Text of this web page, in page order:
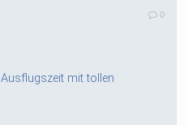
0
mit tollen